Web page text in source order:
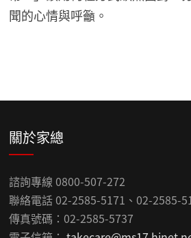
聞的心情與呼籲。
關於家總
諮詢專線 0800-507-272
聯絡電話 02-2585-5171、02-2585-
傳真號碼：02-2585-5737